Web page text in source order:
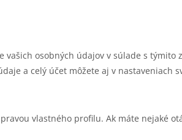
osobných údajov v súlade s týmito
a celý účet môžete aj v nastaveniach
vlastného profilu. Ak máte nejaké